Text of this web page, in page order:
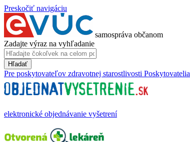
Preskočiť navigáciu
samospráva občanom
Zadajte výraz na vyhľadanie
Hľadať
Pre poskytovateľov zdravotnej starostlivosti Poskytovatelia
elektronické objednávanie vyšetrení